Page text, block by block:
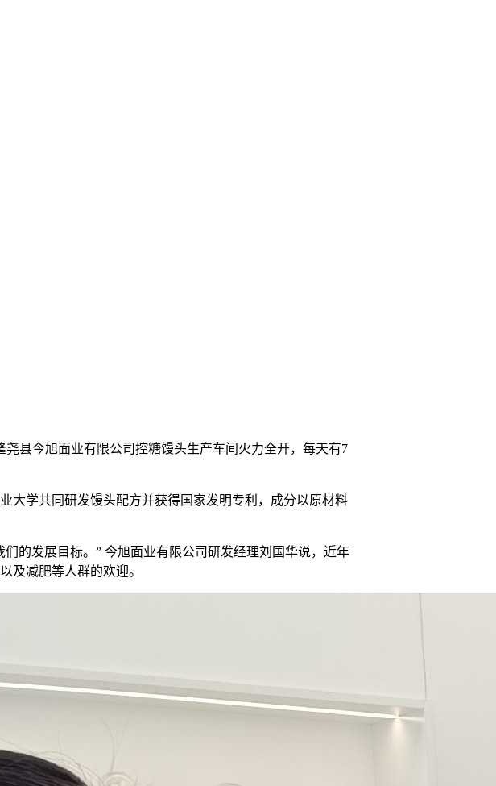
县今旭面业有限公司控糖馒头生产车间火力全开，每天有7
大学共同研发馒头配方并获得国家发明专利，成分以原材料
的发展目标。” 今旭面业有限公司研发经理刘国华说，近年
及减肥等人群的欢迎。